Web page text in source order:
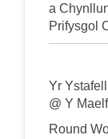
a
Prifysgol
Yr
@ Y
Round